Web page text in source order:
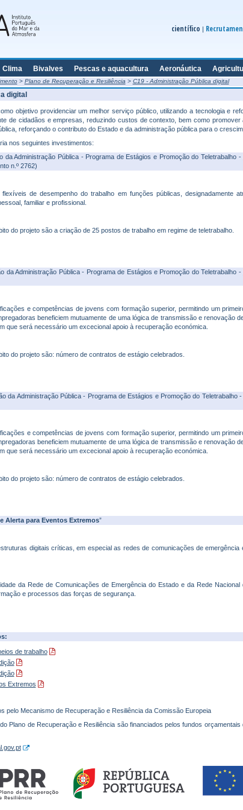
científico |
Clima Bivalves Pescas e aquacultura Aeronáutica
> Plano de Recuperação e Resiliência > C19 - Administração Pública digital
digital
objetivo providenciar um melhor serviço público, utilizando a tecnologia e
de cidadãos e empresas, reduzindo custos de contexto, bem como
reforçando o contributo do Estado e da administração pública para o
nos seguintes investimentos:
da Administração Pública - Programa de Estágios e Promoção do Teletrabalho -
n.º 2762)
de desempenho do trabalho em funções públicas, designadamente
familiar e profissional.
do projeto são a criação de 25 postos de trabalho em regime de teletrabalho.
da Administração Pública - Programa de Estágios e Promoção do Teletrabalho -
e competências de jovens com formação superior, permitindo um
beneficiem mutuamente de uma lógica de transmissão e renovação
que será necessário um excecional apoio à recuperação económica.
do projeto são: número de contratos de estágio celebrados.
da Administração Pública - Programa de Estágios e Promoção do Teletrabalho
e competências de jovens com formação superior, permitindo um
beneficiem mutuamente de uma lógica de transmissão e renovação
que será necessário um excecional apoio à recuperação económica.
do projeto são: número de contratos de estágio celebrados.
Alerta para Eventos Extremos”
digitais críticas, em especial as redes de comunicações de
da Rede de Comunicações de Emergência do Estado e da Rede
e processos das forças de segurança.
de trabalho
Extremos
pelo Mecanismo de Recuperação e Resiliência da Comissão Europeia
Plano de Recuperação e Resiliência são financiados pelos fundos